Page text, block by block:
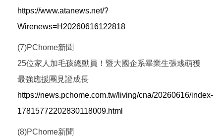
https://www.atanews.net/?
Wirenews=H20260616122818
(7)PChome新聞
25位家人加毛孩總動員！暨大國企系畢業生張彧萌獲
最強應援團見證成長
https://news.pchome.com.tw/living/cna/20260616/index-
17815772202830118009.html
(8)PChome新聞